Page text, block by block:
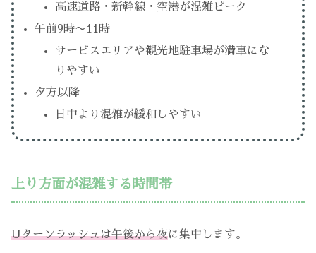
高速道路・新幹線・空港が混雑ピーク
午前9時〜11時
サービスエリアや観光地駐車場が満車にな
りやすい
夕方以降
日中より混雑が緩和しやすい
上り方面が混雑する時間帯
Uターンラッシュは午後から夜に集中します。